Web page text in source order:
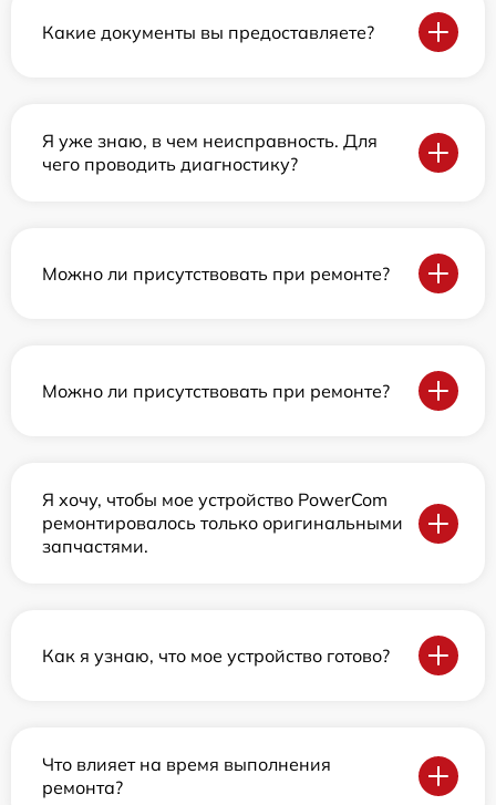
Какие документы вы предоставляете?
Я уже знаю, в чем неисправность. Для
чего проводить диагностику?
Можно ли присутствовать при ремонте?
Можно ли присутствовать при ремонте?
Я хочу, чтобы мое устройство PowerCom
ремонтировалось только оригинальными
запчастями.
Как я узнаю, что мое устройство готово?
Что влияет на время выполнения
ремонта?